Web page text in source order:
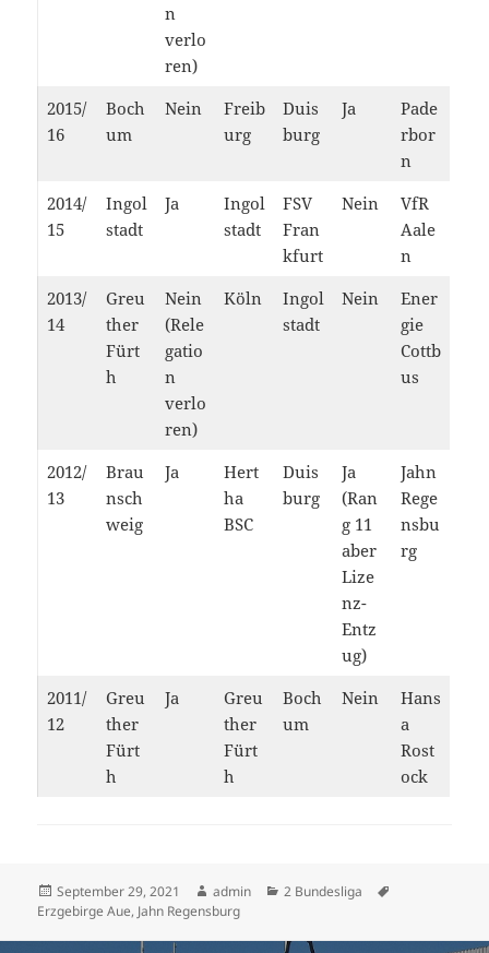
n
verlo
ren)
2015/
16
Boch
um
Nein
Freib
urg
Duis
burg
Ja
Pade
rbor
n
2014/
15
Ingol
stadt
Ja
Ingol
stadt
FSV
Fran
kfurt
Nein
VfR
Aale
n
2013/
14
Greu
ther
Fürt
h
Nein
(Rele
gatio
n
verlo
ren)
Köln
Ingol
stadt
Nein
Ener
gie
Cottb
us
2012/
13
Brau
nsch
weig
Ja
Hert
ha
BSC
Duis
burg
Ja
(Ran
g 11
aber
Lize
nz-
Entz
ug)
Jahn
Rege
nsbu
rg
2011/
12
Greu
ther
Fürt
h
Ja
Greu
ther
Fürt
h
Boch
um
Nein
Hans
a
Rost
ock
Veröffentlicht
am
September 29, 2021 Autor
admin Kategorien
2 Bundesliga
Erzgebirge Aue, Jahn Regensburg